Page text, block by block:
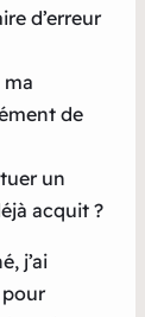
d’erreur
de
un
acquit ?
j’ai